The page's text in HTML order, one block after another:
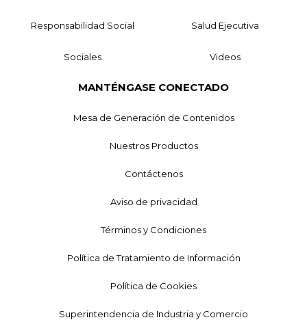
Responsabilidad Social Salud Ejecutiva
Sociales Videos
MANTÉNGASE CONECTADO
Mesa de Generación de Contenidos
Nuestros Productos
Contáctenos
Aviso de privacidad
Términos y Condiciones
Política de Tratamiento de Información
Política de Cookies
Superintendencia de Industria y Comercio